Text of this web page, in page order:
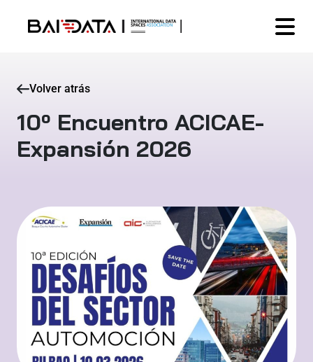
Volver atrás
10º Encuentro ACICAE-
Expansión 2026